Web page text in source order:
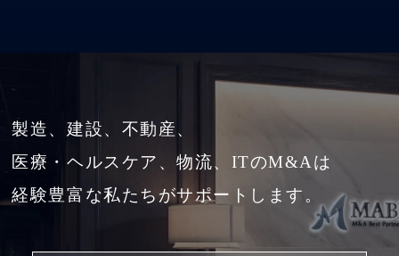
製造、建設、不動産、
医療・ヘルスケア、物流、ITのM&Aは
経験豊富な私たちがサポートします。